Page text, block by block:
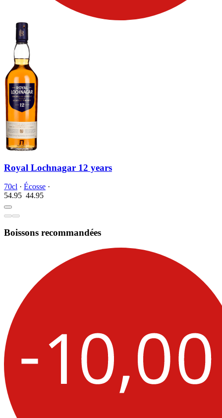
Royal Lochnagar 12 years
70cl · Écosse ·
54.95 44.95
Boissons recommandées